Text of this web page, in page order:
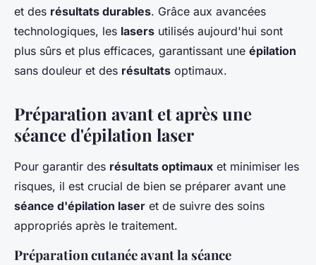
et des résultats durables. Grâce aux avancées
technologiques, les lasers utilisés aujourd'hui sont
plus sûrs et plus efficaces, garantissant une épilation
sans douleur et des résultats optimaux.
Préparation avant et après une
séance d'épilation laser
Pour garantir des résultats optimaux et minimiser les
risques, il est crucial de bien se préparer avant une
séance d'épilation laser et de suivre des soins
appropriés après le traitement.
Préparation cutanée avant la séance